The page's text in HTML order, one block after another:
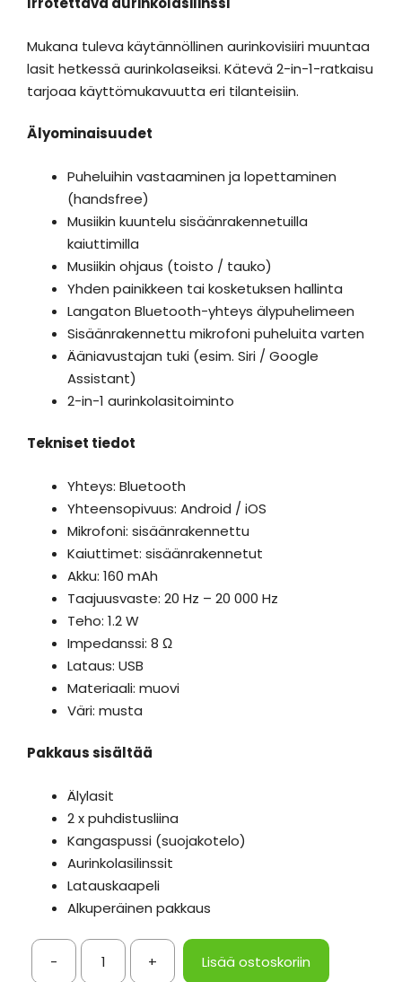
Mukana tuleva käytännöllinen aurinkovisiiri muuntaa
lasit hetkessä aurinkolaseiksi. Kätevä 2-in-1-ratkaisu
tarjoaa käyttömukavuutta eri tilanteisiin.
Älyominaisuudet
Puheluihin vastaaminen ja lopettaminen
(handsfree)
Musiikin kuuntelu sisäänrakennetuilla
kaiuttimilla
Musiikin ohjaus (toisto / tauko)
Yhden painikkeen tai kosketuksen hallinta
Langaton Bluetooth-yhteys älypuhelimeen
Sisäänrakennettu mikrofoni puheluita varten
Ääniavustajan tuki (esim. Siri / Google
Assistant)
2-in-1 aurinkolasitoiminto
Tekniset tiedot
Yhteys: Bluetooth
Yhteensopivuus: Android / iOS
Mikrofoni: sisäänrakennettu
Kaiuttimet: sisäänrakennetut
Akku: 160 mAh
Taajuusvaste: 20 Hz – 20 000 Hz
Teho: 1.2 W
Impedanssi: 8 Ω
Lataus: USB
Materiaali: muovi
Väri: musta
Pakkaus sisältää
Älylasit
2 x puhdistusliina
Kangaspussi (suojakotelo)
Aurinkolasilinssit
Latauskaapeli
Alkuperäinen pakkaus
-
Älylasit
+ Lisää ostoskoriin